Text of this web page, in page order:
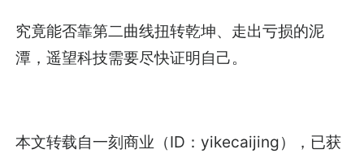
究竟能否靠第二曲线扭转乾坤、走出亏损的泥
潭，遥望科技需要尽快证明自己。
本文转载自一刻商业（ID：yikecaijing），已获